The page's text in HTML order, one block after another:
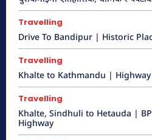
Travelling
Drive To Bandipur | Historic
Travelling
Khalte to Kathmandu | Highway
Travelling
Khalte, Sindhuli to Hetauda |
Highway